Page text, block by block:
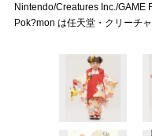
Nintendo/Creatures Inc./GAME
Pok?mon は任天堂・クリーチ